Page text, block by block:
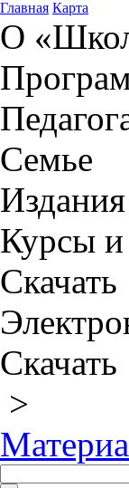
Главная Карта
О
Семье
Издания
Курсы
Скачать
Скачать
>